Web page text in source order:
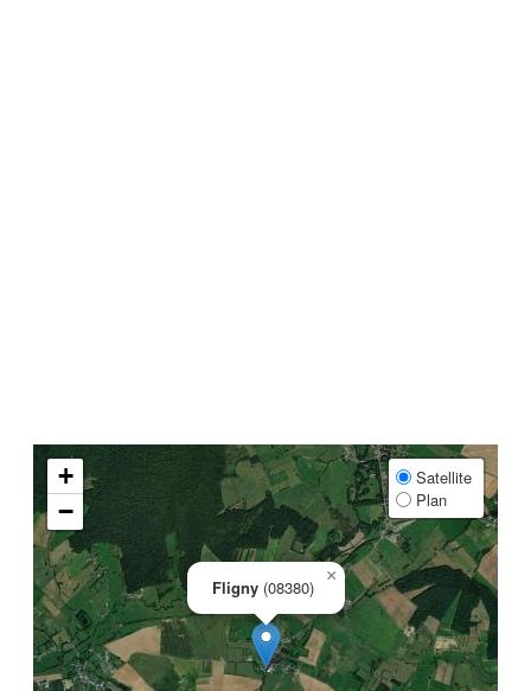
Fligny (08380)
×
+
−
Satellite
Plan